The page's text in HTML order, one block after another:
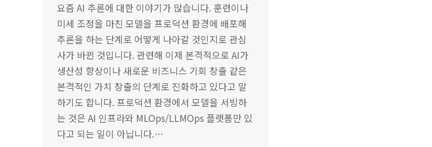
요즘 AI 추론에 대한 이야기가 많습니다. 훈련이나
미세 조정을 마친 모델을 프로덕션 환경에 배포해
추론을 하는 단계로 어떻게 나아갈 것인지로 관심
사가 바뀐 것입니다. 관련해 이제 본격적으로 AI가
생산성 향상이나 새로운 비즈니스 기회 창출 같은
본격적인 가치 창출의 단계로 진화하고 있다고 말
하기도 합니다. 프로덕션 환경에서 모델을 서빙하
는 것은 AI 인프라와 MLOps/LLMOps 플랫폼만 있
다고 되는 일이 아닙니다.…